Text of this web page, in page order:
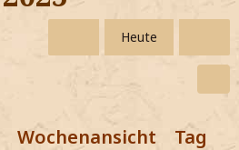
werden!
Heute
Wochenansicht